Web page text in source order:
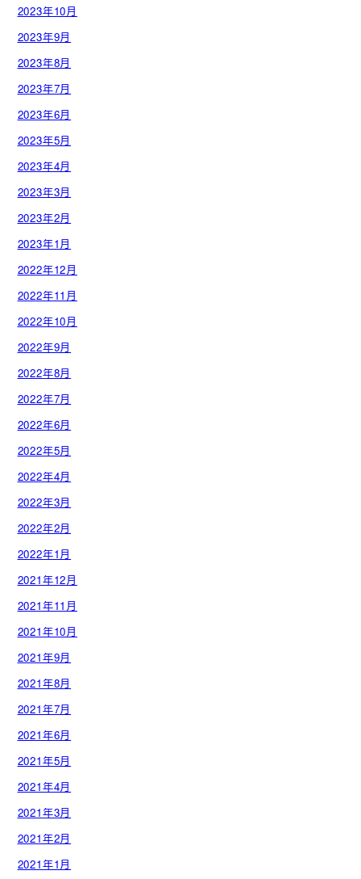
2023年10月
2023年9月
2023年8月
2023年7月
2023年6月
2023年5月
2023年4月
2023年3月
2023年2月
2023年1月
2022年12月
2022年11月
2022年10月
2022年9月
2022年8月
2022年7月
2022年6月
2022年5月
2022年4月
2022年3月
2022年2月
2022年1月
2021年12月
2021年11月
2021年10月
2021年9月
2021年8月
2021年7月
2021年6月
2021年5月
2021年4月
2021年3月
2021年2月
2021年1月